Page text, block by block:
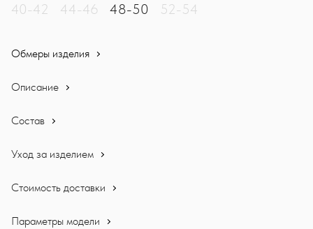
40-42 44-46 48-50 52-54
Обмеры изделия
Описание
Состав
Уход за изделием
Стоимость доставки
Параметры модели